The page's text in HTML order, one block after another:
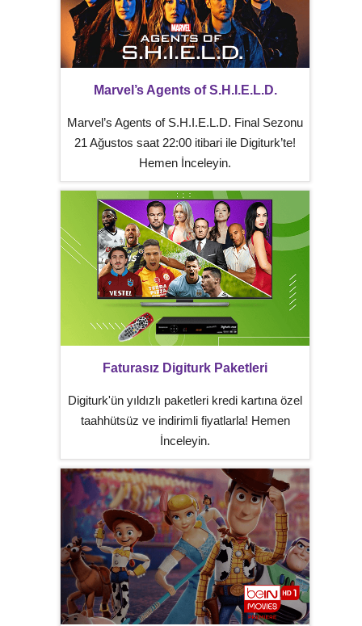
Marvel’s Agents of S.H.I.E.L.D.
Marvel’s Agents of S.H.I.E.L.D. Final Sezonu
21 Ağustos saat 22:00 itibari ile Digiturk’te!
Hemen İnceleyin.
Faturasız Digiturk Paketleri
Digiturk'ün yıldızlı paketleri kredi kartına özel
taahhütsüz ve indirimli fiyatlarla! Hemen
İnceleyin.